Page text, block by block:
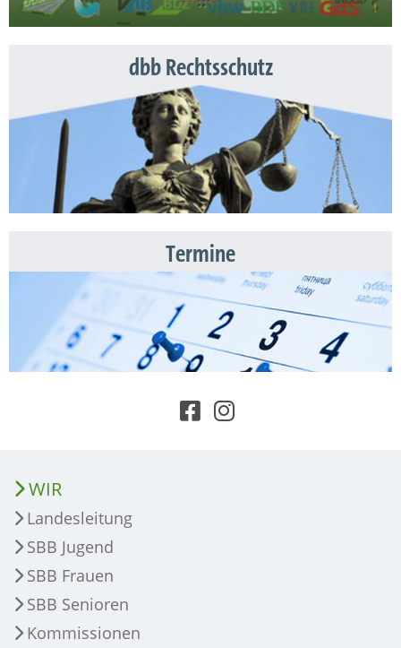
dbb Rechtsschutz
Termine
WIR
Landesleitung
SBB Jugend
SBB Frauen
SBB Senioren
Kommissionen